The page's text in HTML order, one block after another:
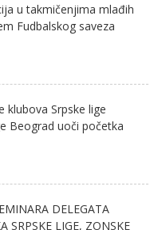
u takmičenjima mlađih
Fudbalskog saveza
klubova Srpske lige
Beograd uoči početka
DELEGATA
SRPSKE LIGE, ZONSKE